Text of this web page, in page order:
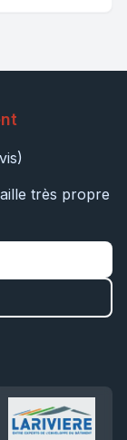
très propre